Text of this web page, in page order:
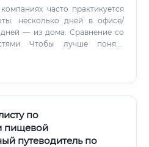
при этом здоровье
часто практикуется
несколько дней в офисе/
— из дома. Сравнение со
Чтобы лучше понять
специалистами в этой
по
пищевой
путеводитель по